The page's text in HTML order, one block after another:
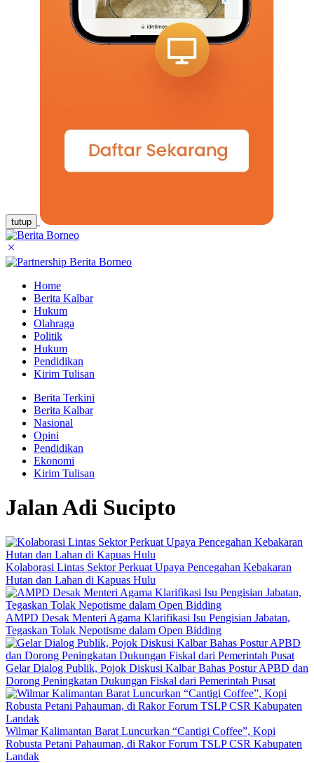
tutup
Home
Berita Kalbar
Hukum
Olahraga
Politik
Hukum
Pendidikan
Kirim Tulisan
Berita Terkini
Berita Kalbar
Nasional
Opini
Pendidikan
Ekonomi
Kirim Tulisan
Jalan Adi Sucipto
Kolaborasi Lintas Sektor Perkuat Upaya Pencegahan Kebakaran
Hutan dan Lahan di Kapuas Hulu
AMPD Desak Menteri Agama Klarifikasi Isu Pengisian Jabatan,
Tegaskan Tolak Nepotisme dalam Open Bidding
Gelar Dialog Publik, Pojok Diskusi Kalbar Bahas Postur APBD dan
Dorong Peningkatan Dukungan Fiskal dari Pemerintah Pusat
Wilmar Kalimantan Barat Luncurkan “Cantigi Coffee”, Kopi
Robusta Petani Pahauman, di Rakor Forum TSLP CSR Kabupaten
Landak